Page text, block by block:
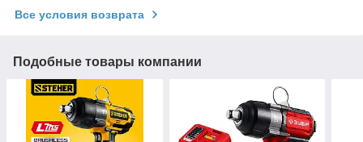
Все условия возврата
Подобные товары компании